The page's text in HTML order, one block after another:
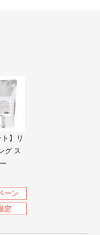
ト】リ
グ ス
ーン
定